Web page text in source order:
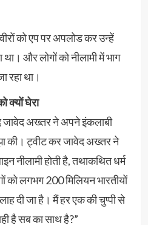
को एप पर अपलोड कर उन्हें
और लोगों को नीलामी में भाग
रहा था।
क्यों घेरा
अख्तर ने अपने इंकलाबी
की। ट्वीट कर जावेद अख्तर ने
नीलामी होती है, तथाकथित धर्म
लगभग 200 मिलियन भारतीयों
दी जा है। मैं हर एक की चुप्पी से
है सब का साथ है?”